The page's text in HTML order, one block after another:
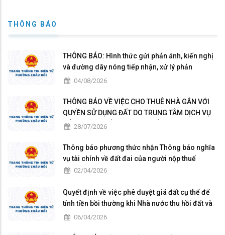
THÔNG BÁO
THÔNG BÁO: Hình thức gửi phản ánh, kiến nghị
và đường dây nóng tiếp nhận, xử lý phản
ánh,kiến nghị của tổ chức, cá nhân về quy định
thủ tục hành chính
04/08/2026
THÔNG BÁO VỀ VIỆC CHO THUÊ NHÀ GẮN VỚI
QUYỀN SỬ DỤNG ĐẤT DO TRUNG TÂM DỊCH VỤ
TỔNG HỢP QUẢN LÝ, KHAI THÁC
28/07/2026
Thông báo phương thức nhận Thông báo nghĩa
vụ tài chính về đất đai của người nộp thuế
02/04/2026
Quyết định về việc phê duyệt giá đất cụ thể để
tính tiền bồi thường khi Nhà nước thu hồi đất và
phê duyệt phương án bồi thường, hỗ trợ dự án
06/04/2026